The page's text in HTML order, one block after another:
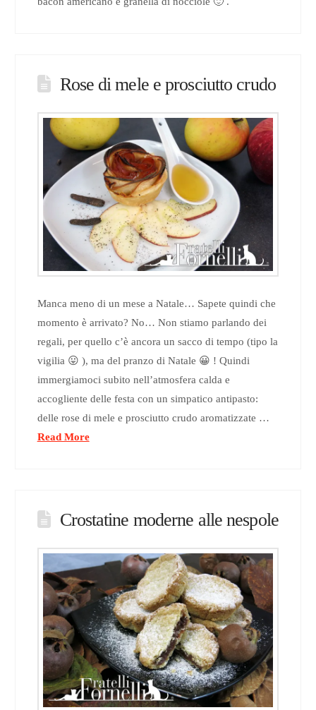
Rose di mele e prosciutto crudo
Manca meno di un mese a Natale… Sapete quindi che
momento è arrivato? No… Non stiamo parlando dei
regali, per quello c’è ancora un sacco di tempo (tipo la
vigilia 😛 ), ma del pranzo di Natale 😀 ! Quindi
immergiamoci subito nell’atmosfera calda e
accogliente delle festa con un simpatico antipasto:
delle rose di mele e prosciutto crudo aromatizzate …
Read More
Crostatine moderne alle nespole